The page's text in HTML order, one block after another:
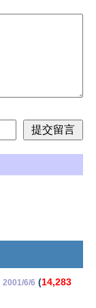
2001/6/6 (14,283